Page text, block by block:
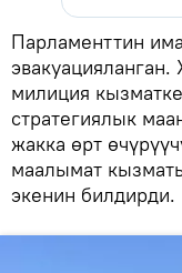
Парламенттин
милиция
стратегиялык
жакка өрт
маалымат
экенин билдирди.